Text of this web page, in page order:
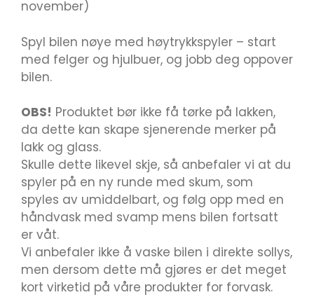
november)
Spyl bilen nøye med høytrykkspyler – start
med felger og hjulbuer, og jobb deg oppover
bilen.
OBS! Produktet bør ikke få tørke på lakken,
da dette kan skape sjenerende merker på
lakk og glass.
Skulle dette likevel skje, så anbefaler vi at du
spyler på en ny runde med skum, som
spyles av umiddelbart, og følg opp med en
håndvask med svamp mens bilen fortsatt
er våt.
Vi anbefaler ikke å vaske bilen i direkte sollys,
men dersom dette må gjøres er det meget
kort virketid på våre produkter for forvask.